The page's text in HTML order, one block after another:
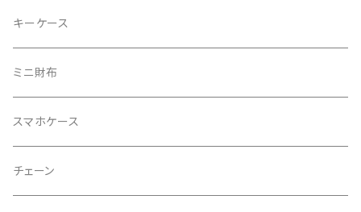
キーケース
ミニ財布
スマホケース
チェーン